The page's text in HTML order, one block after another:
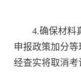
4.确保材料真
申报政策加分
经查实将取消